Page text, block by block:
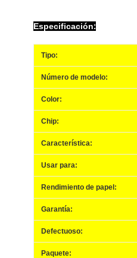
Especificación:
Tipo:
Número de modelo:
Color:
Chip:
Característica:
Usar para:
Rendimiento de papel:
Garantía:
Defectuoso:
Paquete: